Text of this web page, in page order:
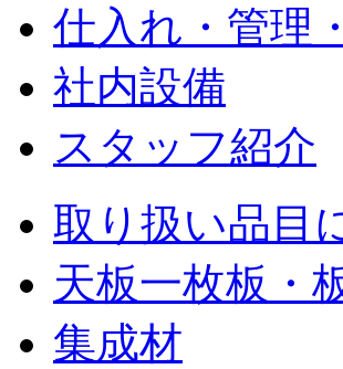
仕入れ・管理
社内設備
スタッフ紹介
取り扱い品目
天板一枚板・
集成材